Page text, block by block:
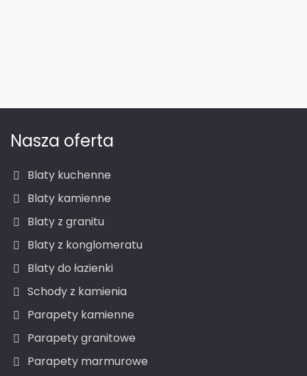
Nasza oferta
Blaty kuchenne
Blaty kamienne
Blaty z granitu
Blaty z konglomeratu
Blaty do łazienki
Schody z kamienia
Parapety kamienne
Parapety granitowe
Parapety marmurowe